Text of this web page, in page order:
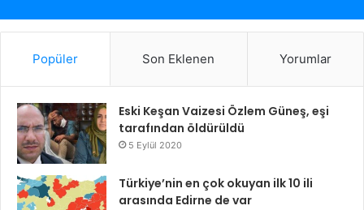
Popüler Son Eklenen Yorumlar
Eski Keşan Vaizesi Özlem Güneş, eşi
tarafından öldürüldü
5 Eylül 2020
Türkiye’nin en çok okuyan ilk 10 ili
arasında Edirne de var